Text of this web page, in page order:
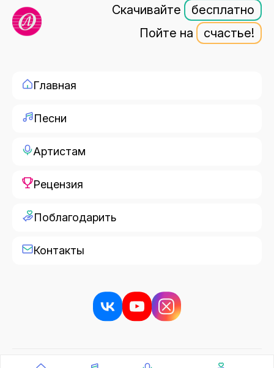
Скачивайте
бесплатно
Пойте на
счастье!
Главная
Песни
Артистам
Рецензия
Поблагодарить
Контакты